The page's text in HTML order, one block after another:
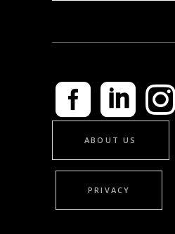
ABOUT US
PRIVACY